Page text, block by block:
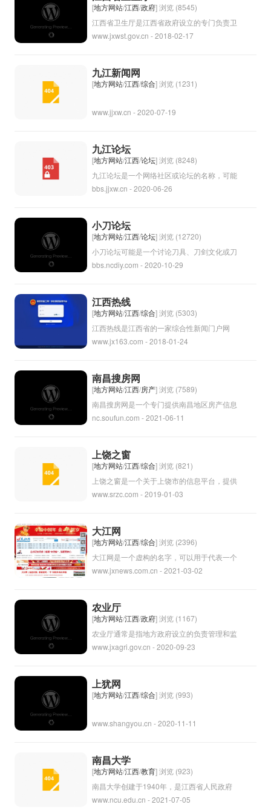
民生活水平。 江西省政府的机构设置包括省
长、副省长、各部门及厅局等。省长是省政府
的最高负责人，负责领导省政府的工作，副省
门及厅局分工负责，协助省政府完成有关部门
的工作任务。 江西省政府的目标是服务人
经济社会的繁荣稳定和可持续发展。江西省政
民群众提供更好的政府服务和便利。
[地方网站/江西/政府] 浏览 (8545)
江西省卫生厅是江西省政府设立的专门负责卫
生事务管理和卫生政策执行的机构。其主要职
监督各级卫生机构的工作，制定和实施各项卫
生政策和措施，保障全省人民的身体健康和生
卫生、公共卫生、预防保健、药品管理等多个
和保障。
www.jxwst.gov.cn - 2018-02-17
九江新闻网
[地方网站/江西/综合] 浏览 (1231)
www.jjxw.cn - 2020-07-19
九江论坛
[地方网站/江西/论坛] 浏览 (8248)
九江论坛是一个网络社区或论坛的名称，可能
是讨论与九江市或九江区相关的各种话题的平
点或者寻求帮助和建议。论坛可能涵盖各种主
题，如生活、旅游、文化、教育、经济等。通
过参与论坛，人们可以更深入地了解和交流与
九江相关的信息和资讯。
bbs.jjxw.cn - 2020-06-26
小刀论坛
[地方网站/江西/论坛] 浏览 (12720)
小刀论坛可能是一个讨论刀具、刀剑文化或刀
具制作的论坛平台。在这个论坛上，用户可以
化等知识，也可以交流刀具制作的经验和技
艺。此外，用户还可以参与讨论刀具收藏、鉴
赏等话题。总的来说，小刀论坛可能是一个为
热爱刀具和刀剑文化的人提供交流和学习平台
bbs.ncdiy.com - 2020-10-29
江西热线
[地方网站/江西/综合] 浏览 (5303)
江西热线是江西省的一家综合性新闻门户网
站，提供江西省各地的新闻资讯、生活服务、
时、全面、准确的新闻和资讯，是江西省内颇
具影响力的网络媒体之一。用户可以通过江西
热线获取到最新的时事新闻、民生资讯、旅游
信息等，方便了解江西省的各种动态和信息。
www.jx163.com - 2018-01-24
南昌搜房网
[地方网站/江西/房产] 浏览 (7589)
南昌搜房网是一个专门提供南昌地区房产信息
的网络平台，用户可以在网站上浏览各类房源
根据自己的需求进行搜索和比较。南昌搜房网
还提供房产市场动态、房产政策解读等相关资
讯，帮助用户更好地了解南昌的房产市场，辅
助他们做出理性的购房租房决策。
nc.soufun.com - 2021-06-11
上饶之窗
[地方网站/江西/综合] 浏览 (821)
上饶之窗是一个关于上饶市的信息平台，提供
上饶市的最新新闻资讯、文化活动、景点推荐
地了解上饶市的各种信息，更方便地了解这个
城市。
www.srzc.com - 2019-01-03
大江网
[地方网站/江西/综合] 浏览 (2396)
大江网是一个虚构的名字，可以用于代表一个
新闻或信息网站。这个名字可能源自中国的地
络平台。它可能涵盖政治、经济、文化、社会
等多个方面的新闻报道和信息发布。
www.jxnews.com.cn - 2021-03-02
农业厅
[地方网站/江西/政府] 浏览 (1167)
农业厅通常是指地方政府设立的负责管理和监
督农业发展的部门或机构。其主要职责包括制
农业科技研究和推广、保障农产品质量安全、
保护农民利益等。农业厅在促进当地农业发
着重要作用。
www.jxagri.gov.cn - 2020-09-23
上犹网
[地方网站/江西/综合] 浏览 (993)
www.shangyou.cn - 2020-11-11
南昌大学
[地方网站/江西/教育] 浏览 (923)
南昌大学创建于1940年，是江西省人民政府
和教育部共建高校，是江西省重点大学，也是
www.ncu.edu.cn - 2021-07-05